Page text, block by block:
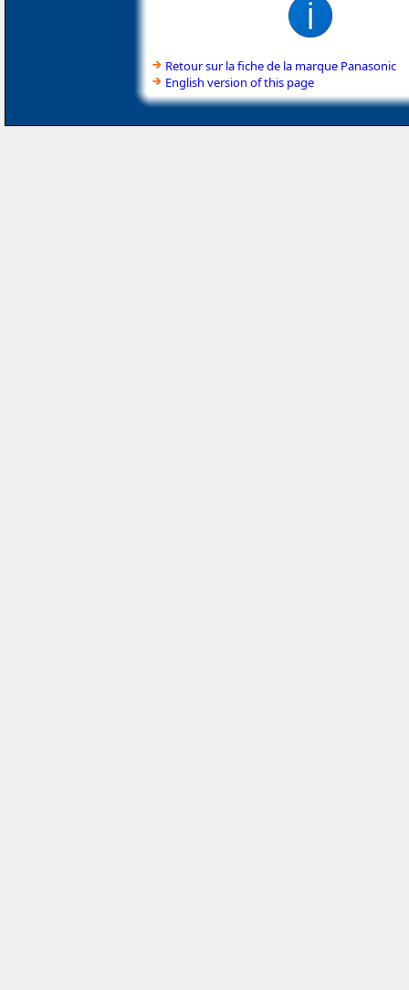
Retour sur la fiche de la marque Panasonic
English version of this page